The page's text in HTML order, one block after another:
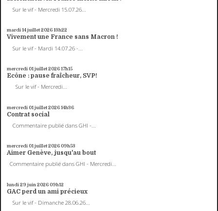
Sur le vif - Mercredi 15.07.26...
mardi 14juillet 202613h22
Vivement une France sans Macron !
Sur le vif - Mardi 14.07.26 -...
mercredi 01 juillet 202617h15
Ecône : pause fraîcheur, SVP!
Sur le vif - Mercredi...
mercredi 01 juillet 202614h36
Contrat social
Commentaire publié dans GHI -...
mercredi 01 juillet 2026 09h53
Aimer Genève, jusqu'au bout
Commentaire publié dans GHI - Mercredi...
lundi 29 juin 2026 09h12
GAC perd un ami précieux
Sur le vif - Dimanche 28.06.26...